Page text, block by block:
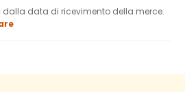
dalla data di ricevimento della merce.